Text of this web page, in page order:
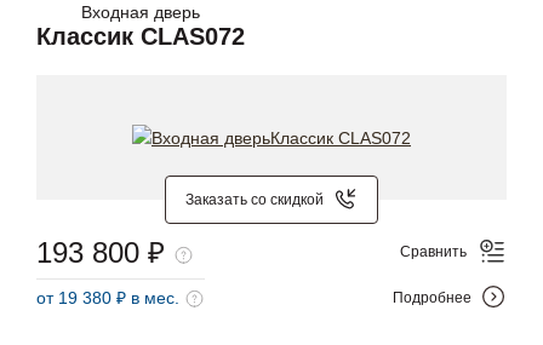
Входная дверь
Классик CLAS072
Заказать со скидкой
193 800 ₽
от 19 380 ₽ в мес.
Сравнить
Подробнее